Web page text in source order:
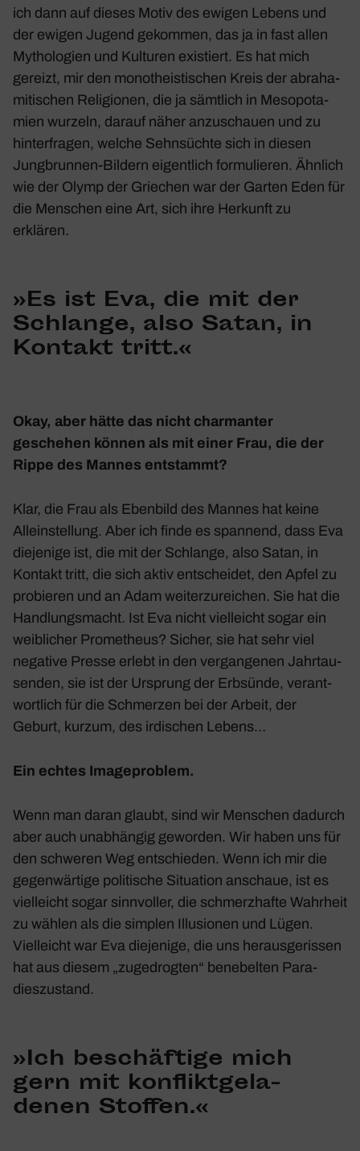
ich dann auf dieses Motiv des ewigen Lebens und
der ewigen Jugend gekommen, das ja in fast allen
Mytho­lo­gien und Kulturen exis­tiert. Es hat mich
gereizt, mir den mono­the­is­ti­schen Kreis der abra­ha­
mi­ti­schen Reli­gionen, die ja sämt­lich in Meso­po­ta­
mien wurzeln, darauf näher anzu­schauen und zu
hinter­fragen, welche Sehn­süchte sich in diesen
Jung­brunnen-Bildern eigent­lich formu­lieren. Ähnlich
wie der Olymp der Grie­chen war der Garten Eden für
die Menschen eine Art, sich ihre Herkunft zu
erklären.
»Es ist Eva, die mit der
Schlange, also Satan, in
Kontakt tritt.«
Okay, aber hätte das nicht char­manter
geschehen können als mit einer Frau, die der
Rippe des Mannes entstammt?
Klar, die Frau als Eben­bild des Mannes hat keine
Allein­stel­lung. Aber ich finde es span­nend, dass Eva
dieje­nige ist, die mit der Schlange, also Satan, in
Kontakt tritt, die sich aktiv entscheidet, den Apfel zu
probieren und an Adam weiter­zu­rei­chen. Sie hat die
Hand­lungs­macht. Ist Eva nicht viel­leicht sogar ein
weib­li­cher Prome­theus? Sicher, sie hat sehr viel
nega­tive Presse erlebt in den vergan­genen Jahr­tau­
senden, sie ist der Ursprung der Erbsünde, verant­
wort­lich für die Schmerzen bei der Arbeit, der
Geburt, kurzum, des irdi­schen Lebens…
Ein echtes Image­pro­blem.
Wenn man daran glaubt, sind wir Menschen dadurch
aber auch unab­hängig geworden. Wir haben uns für
den schweren Weg entschieden. Wenn ich mir die
gegen­wär­tige poli­ti­sche Situa­tion anschaue, ist es
viel­leicht sogar sinn­voller, die schmerz­hafte Wahr­heit
zu wählen als die simplen Illu­sionen und Lügen.
Viel­leicht war Eva dieje­nige, die uns heraus­ge­rissen
hat aus diesem „zuge­drogten“ bene­belten Para­
dies­zu­stand.
»Ich beschäf­tige mich
gern mit konflikt­ge­la­
denen Stoffen.«